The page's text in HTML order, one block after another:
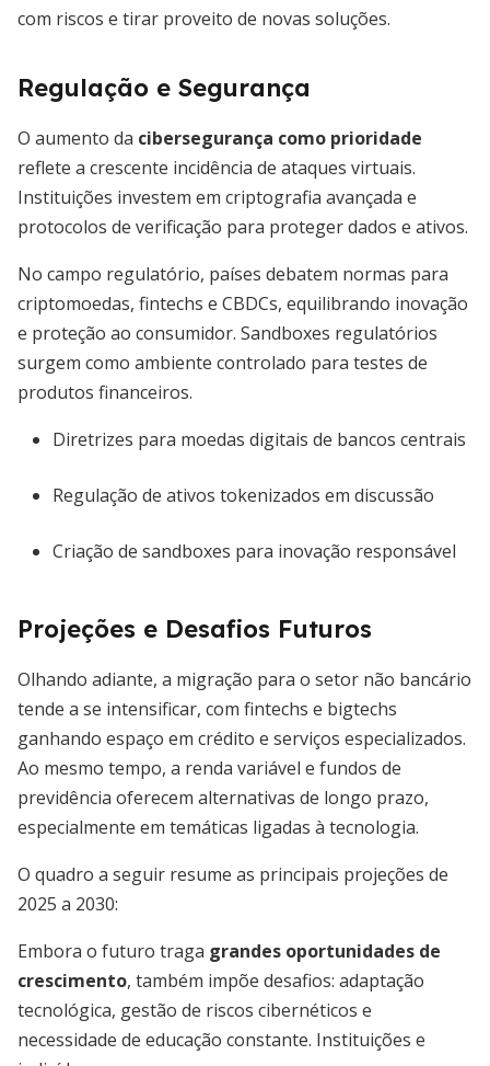
com riscos e tirar proveito de novas soluções.
Regulação e Segurança
O aumento da cibersegurança como prioridade
reflete a crescente incidência de ataques virtuais.
Instituições investem em criptografia avançada e
protocolos de verificação para proteger dados e ativos.
No campo regulatório, países debatem normas para
criptomoedas, fintechs e CBDCs, equilibrando inovação
e proteção ao consumidor. Sandboxes regulatórios
surgem como ambiente controlado para testes de
produtos financeiros.
Diretrizes para moedas digitais de bancos centrais
Regulação de ativos tokenizados em discussão
Criação de sandboxes para inovação responsável
Projeções e Desafios Futuros
Olhando adiante, a migração para o setor não bancário
tende a se intensificar, com fintechs e bigtechs
ganhando espaço em crédito e serviços especializados.
Ao mesmo tempo, a renda variável e fundos de
previdência oferecem alternativas de longo prazo,
especialmente em temáticas ligadas à tecnologia.
O quadro a seguir resume as principais projeções de
2025 a 2030:
Embora o futuro traga grandes oportunidades de
crescimento, também impõe desafios: adaptação
tecnológica, gestão de riscos cibernéticos e
necessidade de educação constante. Instituições e